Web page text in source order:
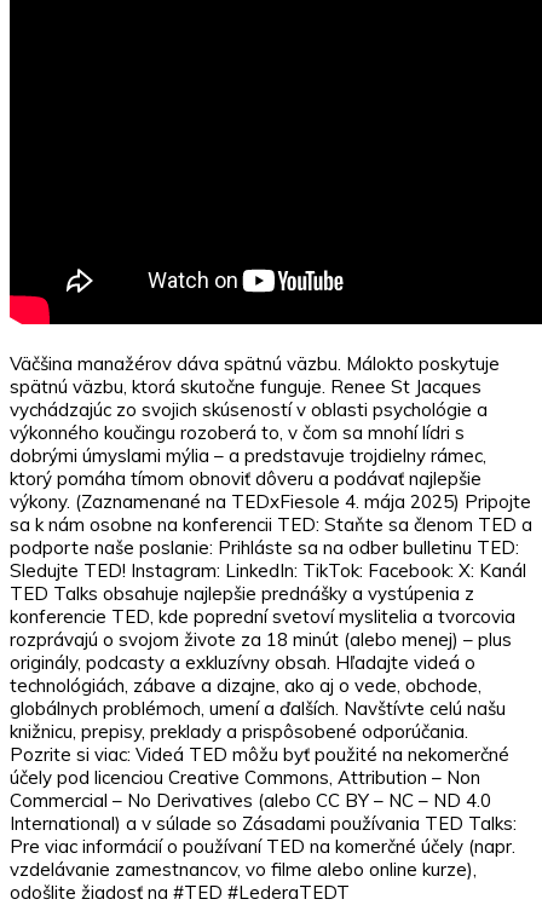
Väčšina manažérov dáva spätnú väzbu. Málokto poskytuje
spätnú väzbu, ktorá skutočne funguje. Renee St Jacques
vychádzajúc zo svojich skúseností v oblasti psychológie a
výkonného koučingu rozoberá to, v čom sa mnohí lídri s
dobrými úmyslami mýlia – a predstavuje trojdielny rámec,
ktorý pomáha tímom obnoviť dôveru a podávať najlepšie
výkony. (Zaznamenané na TEDxFiesole 4. mája 2025) Pripojte
sa k nám osobne na konferencii TED: Staňte sa členom TED a
podporte naše poslanie: Prihláste sa na odber bulletinu TED:
Sledujte TED! Instagram: LinkedIn: TikTok: Facebook: X: Kanál
TED Talks obsahuje najlepšie prednášky a vystúpenia z
konferencie TED, kde poprední svetoví myslitelia a tvorcovia
rozprávajú o svojom živote za 18 minút (alebo menej) – plus
originály, podcasty a exkluzívny obsah. Hľadajte videá o
technológiách, zábave a dizajne, ako aj o vede, obchode,
globálnych problémoch, umení a ďalších. Navštívte celú našu
knižnicu, prepisy, preklady a prispôsobené odporúčania.
Pozrite si viac: Videá TED môžu byť použité na nekomerčné
účely pod licenciou Creative Commons, Attribution – Non
Commercial – No Derivatives (alebo CC BY – NC – ND 4.0
International) a v súlade so Zásadami používania TED Talks:
Pre viac informácií o používaní TED na komerčné účely (napr.
vzdelávanie zamestnancov, vo filme alebo online kurze),
odošlite žiadosť na #TED #LederaTEDT